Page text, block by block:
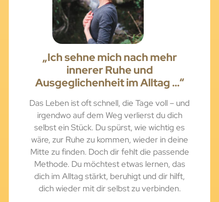
„Ich sehne mich nach mehr
innerer Ruhe und
Ausgeglichenheit im Alltag …“
Das Leben ist oft schnell, die Tage voll – und
irgendwo auf dem Weg verlierst du dich
selbst ein Stück. Du spürst, wie wichtig es
wäre, zur Ruhe zu kommen, wieder in deine
Mitte zu finden. Doch dir fehlt die passende
Methode. Du möchtest etwas lernen, das
dich im Alltag stärkt, beruhigt und dir hilft,
dich wieder mit dir selbst zu verbinden.